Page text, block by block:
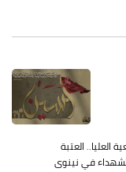
العليا.. العتبة
في نينوى